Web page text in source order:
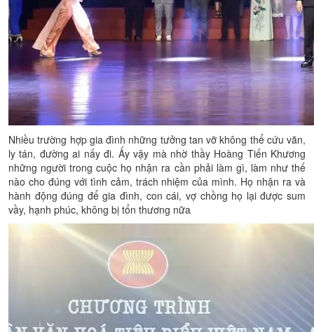
Nhiều trường hợp gia đình những tưởng tan vỡ không thể cứu vãn,
ly tán, đường ai nấy đi. Ấy vậy mà nhờ thầy Hoàng Tiến Khương
những người trong cuộc họ nhận ra cần phải làm gì, làm như thế
nào cho đúng với tình cảm, trách nhiệm của mình. Họ nhận ra và
hành động đúng để gia đình, con cái, vợ chồng họ lại được sum
vầy, hạnh phúc, không bị tổn thương nữa